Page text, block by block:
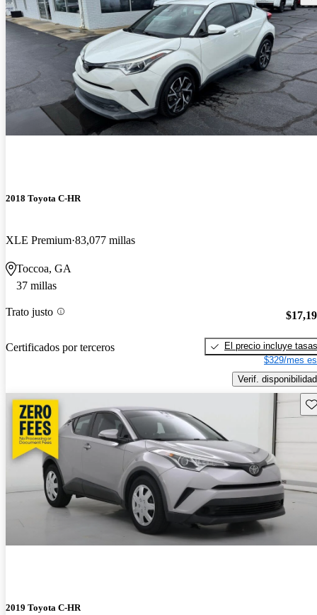
2018 Toyota C-HR
XLE Premium 83,077 millas
Toccoa, GA
37 millas
Trato justo
Certificados por terceros
El precio incluye tasas
$329/mes
Verif. disponibilidad
2019 Toyota C-HR